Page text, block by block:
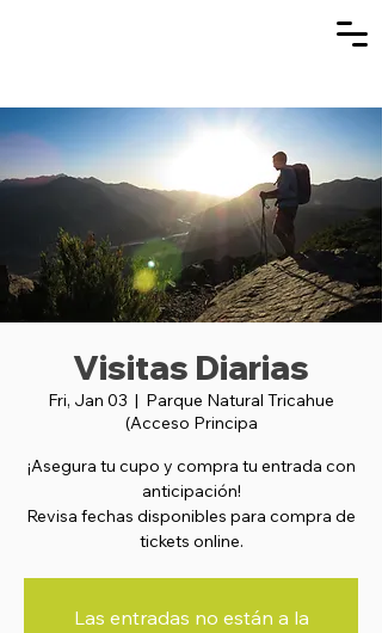
Visitas Diarias
Fri, Jan 03
  |
Parque Natural Tricahue
(Acceso Principa
¡Asegura tu cupo y compra tu entrada con
anticipación!
Revisa fechas disponibles para compra de
tickets online.
Las entradas no están a la